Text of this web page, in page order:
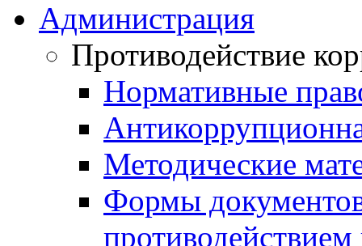
Администрация
Противодействие
Нормативные
Методические
Формы